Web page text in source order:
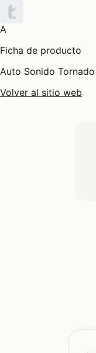
A
Ficha de producto
Auto Sonido Tornado
Volver al sitio web